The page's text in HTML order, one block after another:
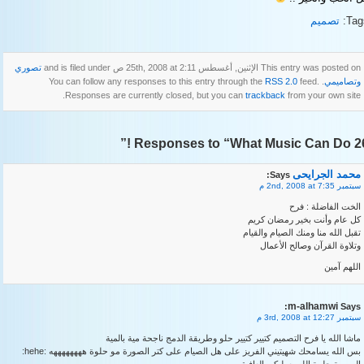
تصميم
This entry was posted on الإثنين, أغسطس 25th, 2008 at 2:11 ص and is filed under
تصوري
وتصاميمي
RSS 2.0 feed.
Responses are currently closed, but you can trackback from your own site.
26 Responses to
محمد الجرايحى
سبتمبر 2nd, 2008 at 7:35 م
الخت الفاضلة : فرح
كل عام وأنت بخير رمضان كريم
تقبل الله منا ومنك الصيام والقيام
وتلاوة القرآن وصالح الأعمال
اللهم آمين
m-alhamwi Says:
سبتمبر 3rd, 2008 at 12:27 م
ماشا الله يا فرح التصميم كتيير كتيير حلو وطريقة الدمج ناجحة مية بالمية
بس الله يسامحك شهيتيني الفريز على هل الصيام على كتر الصورة مو حلوة ههههههههه :hehe: